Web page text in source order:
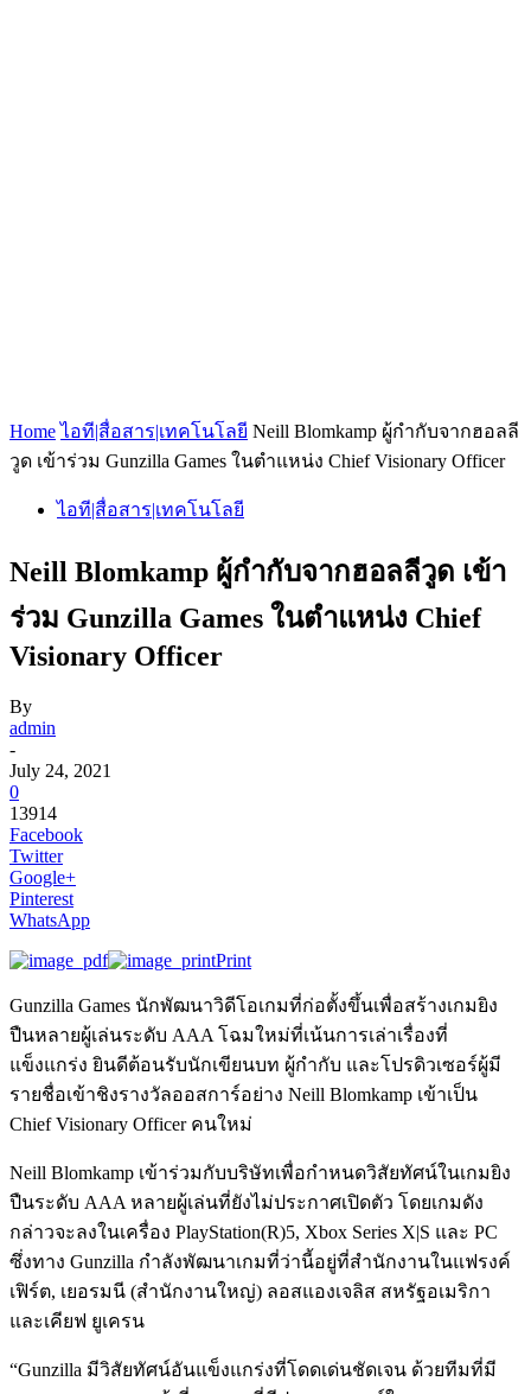
Home ไอที|สื่อสาร|เทคโนโลยี Neill Blomkamp ผู้กำกับจากฮอลลี
วูด เข้าร่วม Gunzilla Games ในตำแหน่ง Chief Visionary Officer
ไอที|สื่อสาร|เทคโนโลยี
Neill Blomkamp ผู้กำกับจากฮอลลีวูด เข้า
ร่วม Gunzilla Games ในตำแหน่ง Chief
Visionary Officer
By
admin
-
July 24, 2021
0
13914
Facebook
Twitter
Google+
Pinterest
WhatsApp
Print
Gunzilla Games นักพัฒนาวิดีโอเกมที่ก่อตั้งขึ้นเพื่อสร้างเกมยิง
ปืนหลายผู้เล่นระดับ AAA โฉมใหม่ที่เน้นการเล่าเรื่องที่
แข็งแกร่ง ยินดีต้อนรับนักเขียนบท ผู้กำกับ และโปรดิวเซอร์ผู้มี
รายชื่อเข้าชิงรางวัลออสการ์อย่าง Neill Blomkamp เข้าเป็น
Chief Visionary Officer คนใหม่
Neill Blomkamp เข้าร่วมกับบริษัทเพื่อกำหนดวิสัยทัศน์ในเกมยิง
ปืนระดับ AAA หลายผู้เล่นที่ยังไม่ประกาศเปิดตัว โดยเกมดัง
กล่าวจะลงในเครื่อง PlayStation(R)5, Xbox Series X|S และ PC
ซึ่งทาง Gunzilla กำลังพัฒนาเกมที่ว่านี้อยู่ที่สำนักงานในแฟรงค์
เฟิร์ต, เยอรมนี (สำนักงานใหญ่) ลอสแองเจลิส สหรัฐอเมริกา
และเคียฟ ยูเครน
“Gunzilla มีวิสัยทัศน์อันแข็งแกร่งที่โดดเด่นชัดเจน ด้วยทีมที่มี